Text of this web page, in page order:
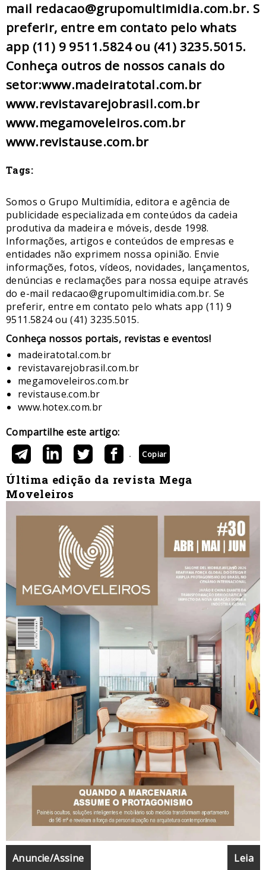
mail redacao@grupomultimidia.com.br.
preferir, entre em contato pelo whats
app (11) 9 9511.5824 ou (41) 3235.5015.
Conheça outros de nossos canais do
setor:​www.madeiratotal.com.br
www.revistavarejobrasil.com.br
www.megamoveleiros.com.br
www.revistause.com.br
Tags:
Somos o Grupo Multimídia, editora e agência de
publicidade especializada em conteúdos da cadeia
produtiva da madeira e móveis, desde 1998.
Informações, artigos e conteúdos de empresas e
entidades não exprimem nossa opinião. Envie
informações, fotos, vídeos, novidades, lançamentos,
denúncias e reclamações para nossa equipe através
do e-mail redacao@grupomultimidia.com.br. Se
preferir, entre em contato pelo whats app (11) 9
9511.5824 ou (41) 3235.5015.
​Conheça nossos ​portais, revistas e eventos​!
madeiratotal.com.br
revistavarejobrasil.com.br
megamoveleiros.com.br
revistause.com.br
www.hotex.com.br
Compartilhe este artigo:
Copiar
Última edição da revista Mega
Moveleiros
Anuncie/Assine Leia